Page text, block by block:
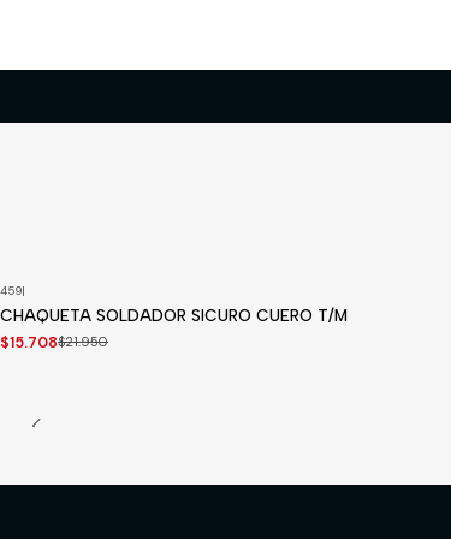
459|
CHAQUETA SOLDADOR SICURO CUERO T/M
$15.708$21.950